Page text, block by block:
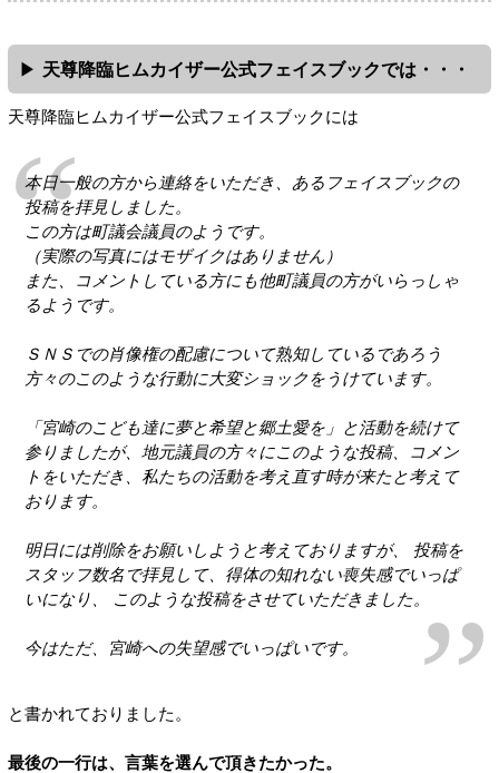
天尊降臨ヒムカイザー公式フェイスブックでは・・・
天尊降臨ヒムカイザー公式フェイスブックには
本日一般の方から連絡をいただき、あるフェイスブックの
投稿を拝見しました。
この方は町議会議員のようです。
（実際の写真にはモザイクはありません）
また、コメントしている方にも他町議員の方がいらっしゃ
るようです。
ＳＮＳでの肖像権の配慮について熟知しているであろう
方々のこのような行動に大変ショックをうけています。
「宮崎のこども達に夢と希望と郷土愛を」と活動を続けて
参りましたが、地元議員の方々にこのような投稿、コメン
トをいただき、私たちの活動を考え直す時が来たと考えて
おります。
明日には削除をお願いしようと考えておりますが、 投稿を
スタッフ数名で拝見して、得体の知れない喪失感でいっぱ
いになり、 このような投稿をさせていただきました。
今はただ、宮崎への失望感でいっぱいです。
と書かれておりました。
最後の一行は、言葉を選んで頂きたかった。